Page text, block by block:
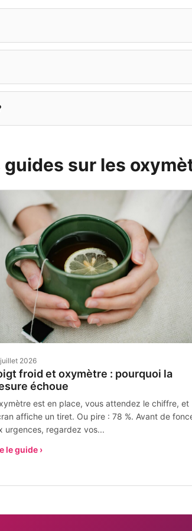
guides sur les
2026
froid et oxymètre : pourquoi la
échoue
est en place, vous attendez le chiffre, et
affiche un tiret. Ou pire : 78 %. Avant de
urgences, regardez vos...
le guide ›